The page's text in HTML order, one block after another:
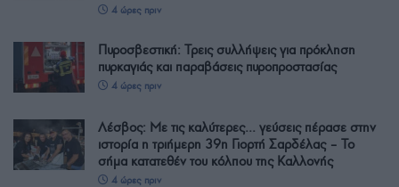
4 ώρες πριν
Πυροσβεστική: Τρεις συλλήψεις για πρόκληση
πυρκαγιάς και παραβάσεις πυροπροστασίας
4 ώρες πριν
Λέσβος: Με τις καλύτερες… γεύσεις πέρασε στην
ιστορία η τριήμερη 39η Γιορτή Σαρδέλας – Το
σήμα κατατεθέν του κόλπου της Καλλονής
4 ώρες πριν